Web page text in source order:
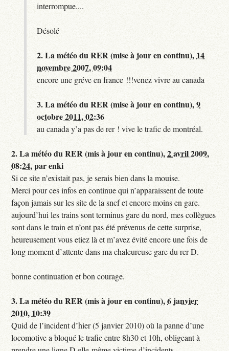
interrompue....
Désolé
2.La météo du RER (mise à jour en continu), 14
novembre 2007, 09:04
encore une gréve en france !!!venez vivre au canada
3.La météo du RER (mise à jour en continu),9
octobre 2011, 02:36
au canada y’a pas de rer ! vive le trafic de montréal.
2.La météo du RER (mis à jour en continu),2 avril 2009,
08:24,parenki
Si ce site n’existait pas, je serais bien dans la mouise.
Merci pour ces infos en continue qui n’apparaissent de toute
façon jamais sur les site de la sncf et encore moins en gare.
aujourd’hui les trains sont terminus gare du nord, mes collègues
sont dans le train et n’ont pas été prévenus de cette surprise,
heureusement vous etiez là et m’avez évité encore une fois de
long moment d’attente dans ma chaleureuse gare du rer D.
bonne continuation et bon courage.
3.La météo du RER (mis à jour en continu),6 janvier
2010, 10:39
Quid de l’incident d’hier (5 janvier 2010) où la panne d’une
locomotive a bloqué le trafic entre 8h30 et 10h, obligeant à